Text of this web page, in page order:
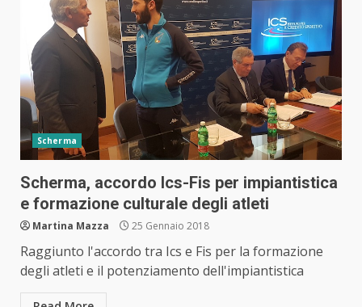
Scherma
Scherma, accordo Ics-Fis per impiantistica
e formazione culturale degli atleti
Martina Mazza 25 Gennaio 2018
Raggiunto l'accordo tra Ics e Fis per la formazione
degli atleti e il potenziamento dell'impiantistica